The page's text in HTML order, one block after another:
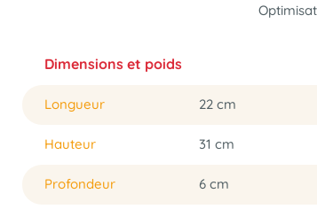
Dimensions et poids
Longueur 22 cm
Hauteur 31 cm
Profondeur 6 cm